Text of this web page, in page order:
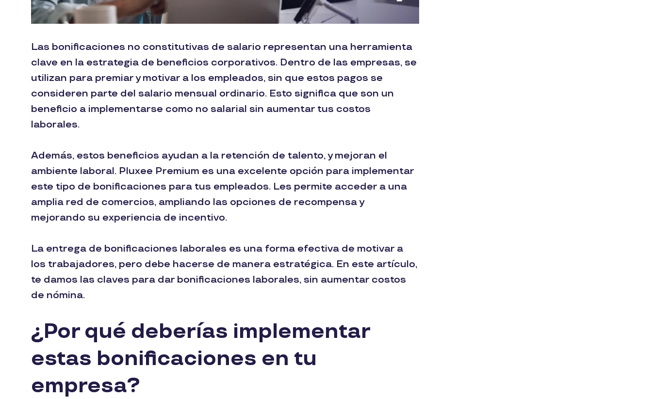
Las bonificaciones no constitutivas de salario representan una herramienta
clave en la estrategia de beneficios corporativos. Dentro de las empresas, se
utilizan para premiar y motivar a los empleados, sin que estos pagos se
consideren parte del salario mensual ordinario. Esto significa que son un
beneficio a implementarse como no salarial sin aumentar tus costos
laborales.
Además, estos beneficios ayudan a la retención de talento, y mejoran el
ambiente laboral. Pluxee Premium es una excelente opción para implementar
este tipo de bonificaciones para tus empleados. Les permite acceder a una
amplia red de comercios, ampliando las opciones de recompensa y
mejorando su experiencia de incentivo.
La entrega de bonificaciones laborales es una forma efectiva de motivar a
los trabajadores, pero debe hacerse de manera estratégica. En este artículo,
te damos las claves para dar bonificaciones laborales, sin aumentar costos
de nómina.
¿Por qué deberías implementar
estas bonificaciones en tu
empresa?